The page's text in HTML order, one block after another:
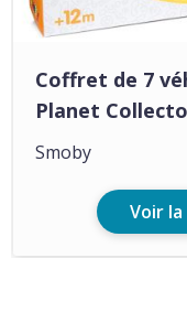
Coffret de 7
Planet
Smoby
Voir